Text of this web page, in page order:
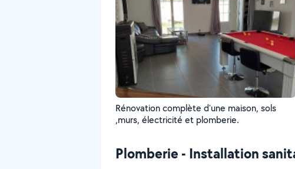
Rénovation complète d'une maison, sols
,murs, électricité et plomberie.
Plomberie - Installation